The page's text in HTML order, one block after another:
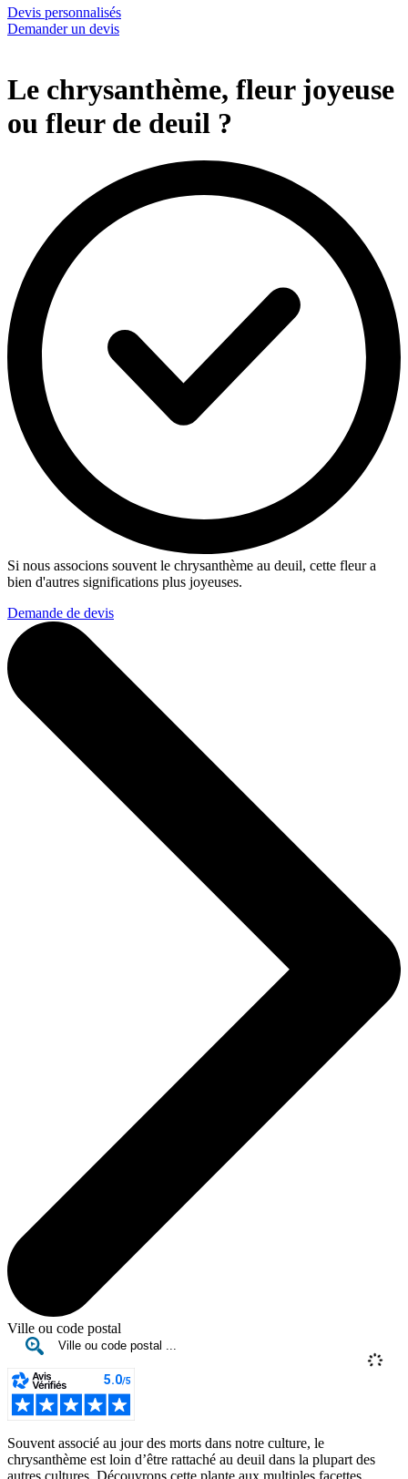
Devis personnalisés
Demander un devis
Le chrysanthème, fleur joyeuse
ou fleur de deuil ?
Si nous associons souvent le chrysanthème au deuil, cette fleur a
bien d'autres significations plus joyeuses.
Demande de devis
Ville ou code postal
Souvent associé au jour des morts dans notre culture, le
chrysanthème est loin d’être rattaché au deuil dans la plupart des
autres cultures. Découvrons cette plante aux multiples facettes.